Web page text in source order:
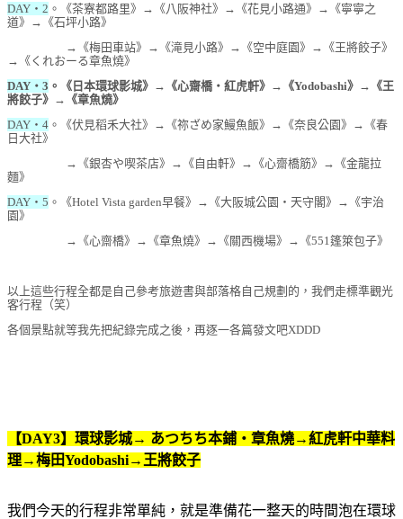
DAY‧2 。《茶寮都路里》→《八阪神社》→《花見小路通》→《寧寧之
道》→《石坪小路》
→《梅田車站》→《滝見小路》→《空中庭園》→《王將餃子》
→《くれおーる章魚燒》
DAY‧3 。《日本環球影城》→《心齋橋‧紅虎軒》→《Yodobashi》→《王
將餃子》→《章魚燒》
DAY‧4 。《伏見稻禾大社》→《祢ざめ家鰻魚飯》→《奈良公園》→《春
日大社》
→《銀杏や喫茶店》→《自由軒》→《心齋橋筋》→《金龍拉
麵》
DAY‧5 。《Hotel Vista garden早餐》→《大阪城公園‧天守閣》→《宇治
園》
→《心齋橋》→《章魚燒》→《關西機場》→《551篷箂包子》
以上這些行程全都是自己參考旅遊書與部落格自己規劃的，我們走標準觀光
客行程（笑）
各個景點就等我先把紀錄完成之後，再逐一各篇發文吧XDDD
【DAY3】環球影城→ あつちち本鋪‧章魚燒→紅虎軒中華料
理→梅田Yodobashi→王將餃子
我們今天的行程非常單純，就是準備花一整天的時間泡在環球